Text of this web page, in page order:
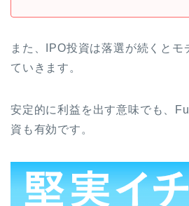
また、IPO投資は落選が続くとモ
ていきます。
安定的に利益を出す意味でも、
資も有効です。